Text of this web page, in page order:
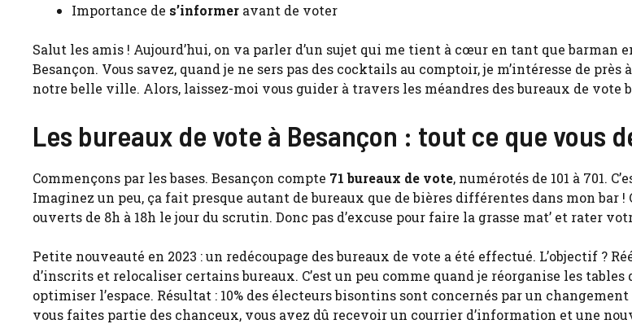
Importance de s’informer avant de voter
Salut les amis ! Aujourd’hui, on va parler d’un sujet qui me tient à cœur en tant que barman
Besançon. Vous savez, quand je ne sers pas des cocktails au comptoir, je m’intéresse de
notre belle ville. Alors, laissez-moi vous guider à travers les méandres des bureaux de vote
Les bureaux de vote à Besançon : tout ce que vous
Commençons par les bases. Besançon compte 71 bureaux de vote, numérotés de 101 à 701.
Imaginez un peu, ça fait presque autant de bureaux que de bières différentes dans mon bar !
ouverts de 8h à 18h le jour du scrutin. Donc pas d’excuse pour faire la grasse mat’ et rater
Petite nouveauté en 2023 : un redécoupage des bureaux de vote a été effectué. L’objectif ?
d’inscrits et relocaliser certains bureaux. C’est un peu comme quand je réorganise les tables
optimiser l’espace. Résultat : 10% des électeurs bisontins sont concernés par un changement
vous faites partie des chanceux, vous avez dû recevoir un courrier d’information et une